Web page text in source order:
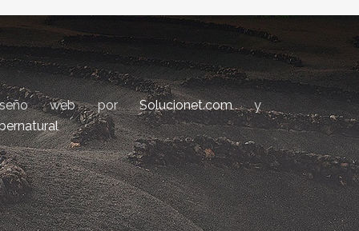
web porSolucionet.comy